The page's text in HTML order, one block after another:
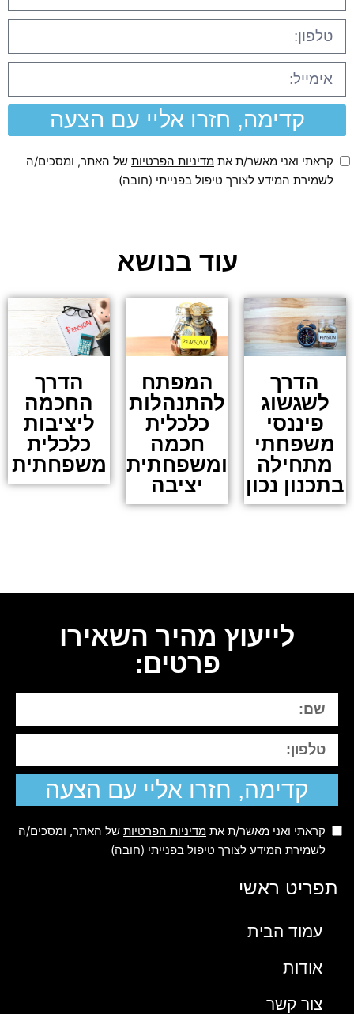
קראתי ואני מאשר/ת את מדיניות הפרטיות של האתר, ומסכים/ה
לשמירת המידע לצורך טיפול בפנייתי (חובה)
קדימה, חזרו אליי עם הצעה
עוד בנושא
הדרך
לשגשוג
פיננסי
משפחתי
מתחילה
בתכנון נכון
המפתח
להתנהלות
כלכלית
חכמה
ומשפחתית
יציבה
הדרך
החכמה
ליציבות
כלכלית
משפחתית
לייעוץ מהיר השאירו
פרטים:
קראתי ואני מאשר/ת את מדיניות הפרטיות של האתר, ומסכים/ה
לשמירת המידע לצורך טיפול בפנייתי (חובה)
קדימה, חזרו אליי עם הצעה
תפריט ראשי
עמוד הבית
אודות
צור קשר